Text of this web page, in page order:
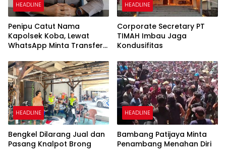
HEADLINE
Penipu Catut Nama
Kapolsek Koba, Lewat
WhatsApp Minta Transfer
HEADLINE
Corporate Secretary PT
TIMAH Imbau Jaga
Kondusifitas
HEADLINE
Bengkel Dilarang Jual dan
Pasang Knalpot Brong
HEADLINE
Bambang Patijaya Minta
Penambang Menahan Diri